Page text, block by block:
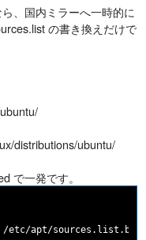
、国内ミラーへ一時的に
の書き換えだけで
distributions/ubuntu/
で一発です。
apt/